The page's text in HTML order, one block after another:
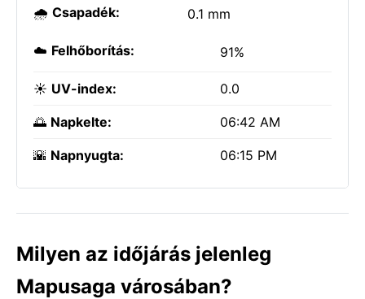
🌧️ Csapadék: 0.1 mm
☁️ Felhőborítás: 91%
☀️ UV-index: 0.0
🌅 Napkelte: 06:42 AM
🌇 Napnyugta: 06:15 PM
Milyen az időjárás jelenleg
Mapusaga városában?